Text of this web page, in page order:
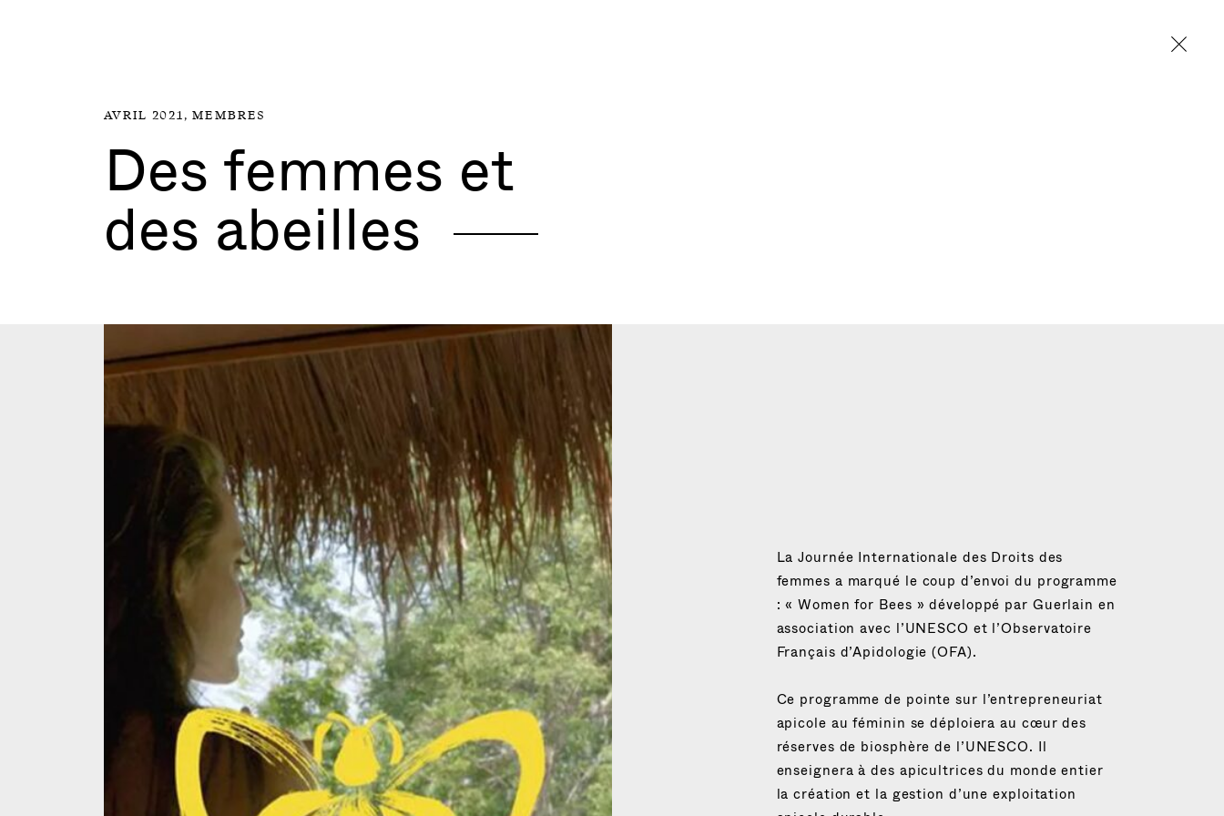
AVRIL 2021,MEMBRES
Des femmes et
des abeilles
La Journée Internationale des Droits des
femmes a marqué le coup d’envoi du programme
: « Women for Bees » développé par Guerlain en
association avec l’UNESCO et l’Observatoire
Français d’Apidologie (OFA).
Ce programme de pointe sur l’entrepreneuriat
apicole au féminin se déploiera au cœur des
réserves de biosphère de l’UNESCO. Il
enseignera à des apicultrices du monde entier
la création et la gestion d’une exploitation